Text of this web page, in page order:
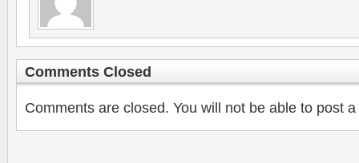
Comments Closed
Comments are closed. You will not be able to post